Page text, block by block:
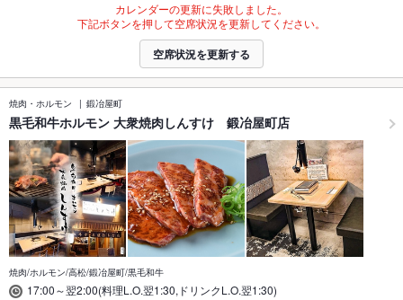
カレンダーの更新に失敗しました。
下記ボタンを押して空席状況を更新してください。
空席状況を更新する
焼肉・ホルモン 鍛冶屋町
黒毛和牛ホルモン 大衆焼肉しんすけ 鍛冶屋町店
焼肉/ホルモン/高松/鍛冶屋町/黒毛和牛
17:00～翌2:00(料理L.O.翌1:30,ドリンクL.O.翌1:30)